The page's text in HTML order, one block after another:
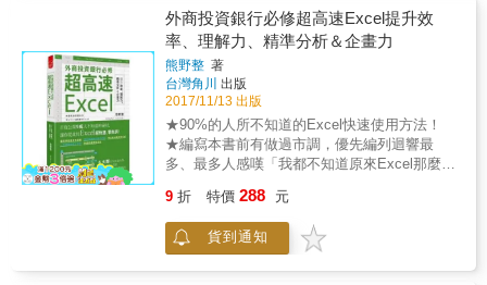
只是在客氣而已。 第二，「聽不懂是因為我的
理解能力太差」這種不安的心理。該不會只有
我聽不懂吧？其他人好像還會不時點頭贊同的
樣子⋯⋯ 沒有人向簡報者提問，因此簡報者也
無法掌握聽眾的理解程度。 結果雖然對自己的
說明內容沒信心，卻因為沒有人反映，而樂觀
地認為「應該沒問題吧」。 於是雙方的理解就
產生了巨大的鴻溝。 「我很沒創意⋯⋯」許多
大部分的人都沒有學過圖解製作的技巧與資訊
不知道⋯⋯」 「我是參考以前主管做的資料與
客戶給的資料，然後一邊摸索一邊努力做出來
的。畢竟我也不是設計師，沒時間系統性地學
我們如何讓文案撰寫的重心轉移到簡潔有力、
快而有效？ 2）勾引讀者萌發動機或產生興
趣： 人們在網路上的忍受程度只有8.3秒，意思
是如果網頁在8秒內還沒載完，網友就會失去耐
心而離開。如果我們所撰寫的文案無法在短短
一兩秒內吸引讀者的興致，那麼很可能一切都
是白搭。所以，能夠結合時事、彰顯人性的文
案，會比一味說道理的文章更受歡迎。 3）展
現具體的利益： 了解顧客真正關心的事物，才
能寫出讓他們覺得重要的內容；而要讓人「有
感」，首先就是要展現具體的利益。 4）不可
以有產生誤解的風險： 很多人在撰寫文章或商
品文案時，偶爾會想要賣弄一下文字功力，但
積十八年的真傳！ ◎一眨眼間就能完成的「驚
喜法」 1.30分鐘學會腳踏車 &rarr; 哇～短短30
分鐘就能學會騎腳踏車！ 2.我要成為海賊王
&rarr; 我要成為海賊王!!!!!! ◎歷史名人最愛
用、牽動人心的「對比法」 1.孫正義：「不是
我的髮際線在後退，而是我一直在前進。」 2.
賈伯斯：「與其加入海軍，當海盜還比較有
趣。」 ◎創造感動、訊息直抵人心的「赤裸裸
法」 1.好好吃 &rarr; 好吃到起雞皮疙瘩、腦中
一片空白。 2.令人感動的提案 &rarr; 看了這個
要使用，就能提高銷售量的「頂尖法」 1.鹽酥
雞 &rarr; 台灣第一家鹽酥雞 2.很想上的課
&rarr; 世界上最想要上的課 【日常生活中，把
外商投資銀行必修超高速Excel提升效
率、理解力、精準分析＆企畫力
熊野整 著
台灣角川 出版
2017/11/13 出版
★90%的人所不知道的Excel快速使用方法！
★編寫本書前有做過市調，優先編列迴響最
多、最多人感嘆「我都不知道原來Excel那麼方
使用筆電的鍵盤操作 每一次作業都要個別思考
表格的格式 總是使用滑鼠 總是按方向鍵移動儲
存格 無法跟主管溝通清楚，總是要重做好幾次
9 折 特價 288 元
貨到通知